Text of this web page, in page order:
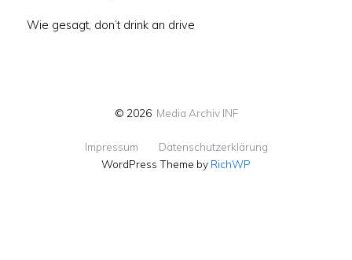
Wie gesagt, don’t drink an drive
© 2026 Media Archiv INF
Impressum
Datenschutzerklärung
WordPress Theme by RichWP